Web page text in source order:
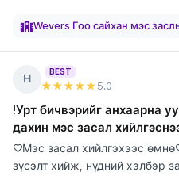
Wevers Гоо сайхан мэс
Н
BEST
★★★★★ 5.0
!Урт бичвэрийг анхаарна
дахин мэс засал
♡Мэс засал хийлгэхээс
зүсэлт хийж, нүдний хэлбэр